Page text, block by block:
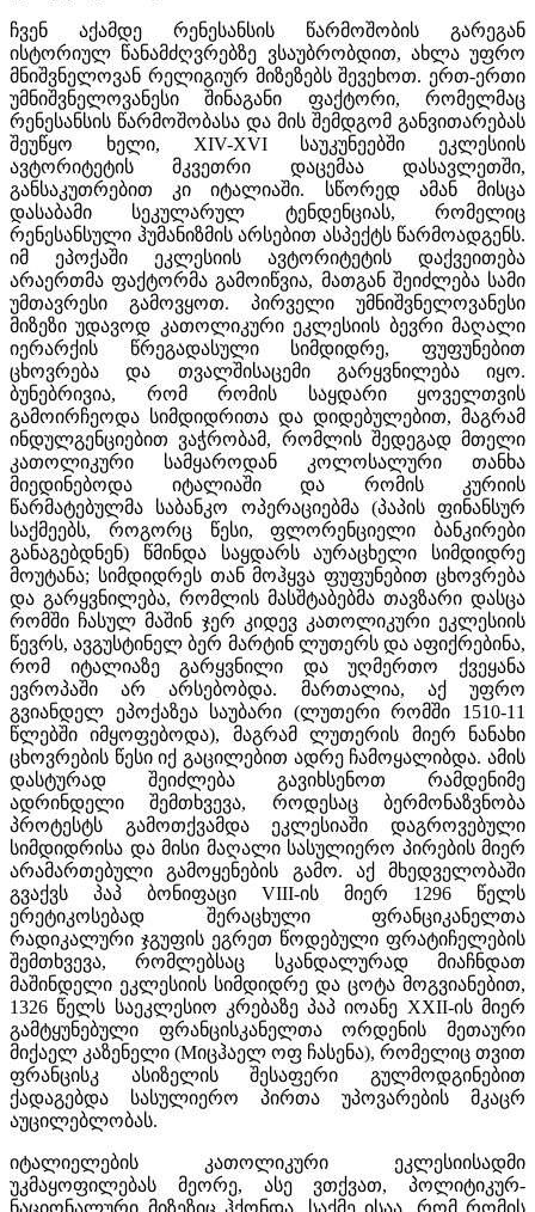
ჩვენ აქამდე რენესანსის წარმოშობის გარეგან
ისტორიულ წანამძღვრებზე ვსაუბრობდით, ახლა უფრო
მნიშვნელოვან რელიგიურ მიზეზებს შევეხოთ. ერთ-ერთი
უმნიშვნელოვანესი შინაგანი ფაქტორი, რომელმაც
რენესანსის წარმოშობასა და მის შემდგომ განვითარებას
შეუწყო ხელი, XIV-XVI საუკუნეებში ეკლესიის
ავტორიტეტის მკვეთრი დაცემაა დასავლეთში,
განსაკუთრებით კი იტალიაში. სწორედ ამან მისცა
დასაბამი სეკულარულ ტენდენციას, რომელიც
რენესანსული ჰუმანიზმის არსებით ასპექტს წარმოადგენს.
იმ ეპოქაში ეკლესიის ავტორიტეტის დაქვეითება
არაერთმა ფაქტორმა გამოიწვია, მათგან შეიძლება სამი
უმთავრესი გამოვყოთ. პირველი უმნიშვნელოვანესი
მიზეზი უდავოდ კათოლიკური ეკლესიის ბევრი მაღალი
იერარქის წრეგადასული სიმდიდრე, ფუფუნებით
ცხოვრება და თვალშისაცემი გარყვნილება იყო.
ბუნებრივია, რომ რომის საყდარი ყოველთვის
გამოირჩეოდა სიმდიდრითა და დიდებულებით, მაგრამ
ინდულგენციებით ვაჭრობამ, რომლის შედეგად მთელი
კათოლიკური სამყაროდან კოლოსალური თანხა
მიედინებოდა იტალიაში და რომის კურიის
წარმატებულმა საბანკო ოპერაციებმა (პაპის ფინანსურ
საქმეებს, როგორც წესი, ფლორენციელი ბანკირები
განაგებდნენ) წმინდა საყდარს აურაცხელი სიმდიდრე
მოუტანა; სიმდიდრეს თან მოჰყვა ფუფუნებით ცხოვრება
და გარყვნილება, რომლის მასშტაბებმა თავზარი დასცა
რომში ჩასულ მაშინ ჯერ კიდევ კათოლიკური ეკლესიის
წევრს, ავგუსტინელ ბერ მარტინ ლუთერს და აფიქრებინა,
რომ იტალიაზე გარყვნილი და უღმერთო ქვეყანა
ევროპაში არ არსებობდა. მართალია, აქ უფრო
გვიანდელ ეპოქაზეა საუბარი (ლუთერი რომში 1510-11
წლებში იმყოფებოდა), მაგრამ ლუთერის მიერ ნანახი
ცხოვრების წესი იქ გაცილებით ადრე ჩამოყალიბდა. ამის
დასტურად შეიძლება გავიხსენოთ რამდენიმე
ადრინდელი შემთხვევა, როდესაც ბერმონაზვნობა
პროტესტს გამოთქვამდა ეკლესიაში დაგროვებული
სიმდიდრისა და მისი მაღალი სასულიერო პირების მიერ
არამართებული გამოყენების გამო. აქ მხედველობაში
გვაქვს პაპ ბონიფაცი VIII-ის მიერ 1296 წელს
ერეტიკოსებად შერაცხული ფრანციკანელთა
რადიკალური ჯგუფის ეგრეთ წოდებული ფრატიჩელების
შემთხვევა, რომლებსაც სკანდალურად მიაჩნდათ
მაშინდელი ეკლესიის სიმდიდრე და ცოტა მოგვიანებით,
1326 წელს საეკლესიო კრებაზე პაპ იოანე XXII-ის მიერ
გამტყუნებული ფრანცისკანელთა ორდენის მეთაური
მიქაელ კაზენელი (Mიცჰაელ ოფ ჩასენა), რომელიც თვით
ფრანცისკ ასიზელის შესაფერი გულმოდგინებით
ქადაგებდა სასულიერო პირთა უპოვარების მკაცრ
აუცილებლობას.
იტალიელების კათოლიკური ეკლესიისადმი
უკმაყოფილებას მეორე, ასე ვთქვათ, პოლიტიკურ-
ნაციონალური მიზეზიც ჰქონდა. საქმე ისაა, რომ რომის